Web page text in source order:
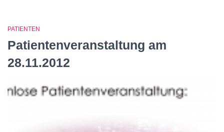
PATIENTEN
Patientenveranstaltung am
28.11.2012